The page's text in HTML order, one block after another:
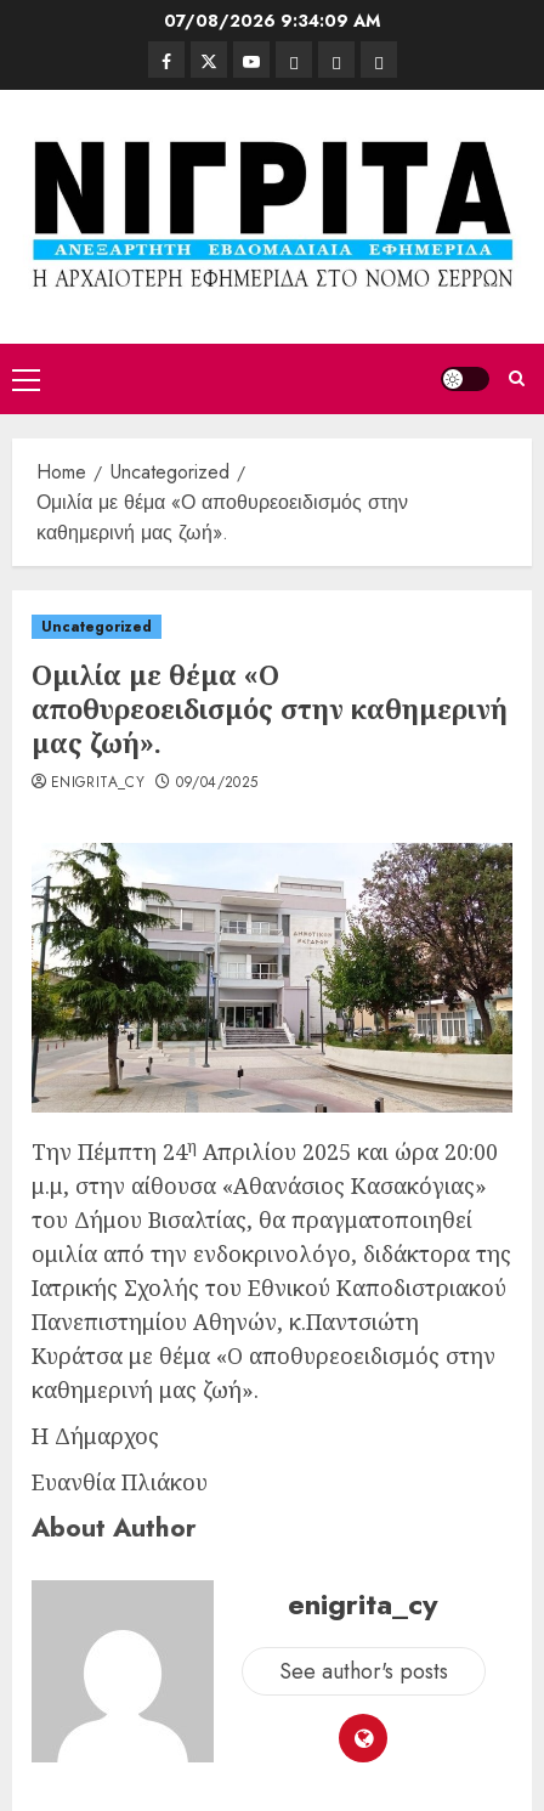
07/08/20269:34:10 AM
Home
Uncategorized
Ομιλία με θέμα «Ο αποθυρεοειδισμός στην
καθημερινή μας ζωή».
Uncategorized
Ομιλία με θέμα «Ο
αποθυρεοειδισμός στην καθημερινή
μας ζωή».
ENIGRITA_CY 09/04/2025
Την Πέμπτη 24η Απριλίου 2025 και ώρα 20:00
μ.μ, στην αίθουσα «Αθανάσιος Κασακόγιας»
του Δήμου Βισαλτίας, θα πραγματοποιηθεί
ομιλία από την ενδοκρινολόγο, διδάκτορα της
Ιατρικής Σχολής του Εθνικού Καποδιστριακού
Πανεπιστημίου Αθηνών, κ.Παντσιώτη
Κυράτσα με θέμα «Ο αποθυρεοειδισμός στην
καθημερινή μας ζωή».
Η Δήμαρχος
Ευανθία Πλιάκου
About Author
enigrita_cy
See author's posts